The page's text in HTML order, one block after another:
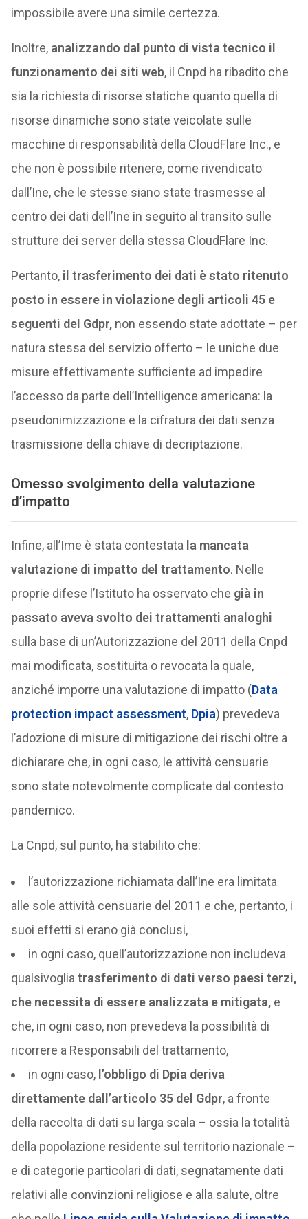
impossibile avere una simile certezza.
Inoltre, analizzando dal punto di vista tecnico il
funzionamento dei siti web, il Cnpd ha ribadito che
sia la richiesta di risorse statiche quanto quella di
risorse dinamiche sono state veicolate sulle
macchine di responsabilità della CloudFlare Inc., e
che non è possibile ritenere, come rivendicato
dall’Ine, che le stesse siano state trasmesse al
centro dei dati dell’Ine in seguito al transito sulle
strutture dei server della stessa CloudFlare Inc.
Pertanto, il trasferimento dei dati è stato ritenuto
posto in essere in violazione degli articoli 45 e
seguenti del Gdpr,non essendo state adottate – per
natura stessa del servizio offerto – le uniche due
misure effettivamente sufficiente ad impedire
l’accesso da parte dell’Intelligence americana: la
pseudonimizzazione e la cifratura dei dati senza
trasmissione della chiave di decriptazione.
Omesso svolgimento della valutazione
d’impatto
Infine, all’Ime è stata contestata la mancata
valutazione di impatto del trattamento. Nelle
proprie difese l’Istituto ha osservato che già in
passato aveva svolto dei trattamenti analoghi
sulla base di un’Autorizzazione del 2011 della Cnpd
mai modificata, sostituita o revocata la quale,
anziché imporre una valutazione di impatto (Data
protection impact assessment, Dpia) prevedeva
l’adozione di misure di mitigazione dei rischi oltre a
dichiarare che, in ogni caso, le attività censuarie
sono state notevolmente complicate dal contesto
pandemico.
La Cnpd, sul punto, ha stabilito che:
l’autorizzazione richiamata dall’Ine era limitata
alle sole attività censuarie del 2011 e che, pertanto, i
suoi effetti si erano già conclusi,
in ogni caso, quell’autorizzazione non includeva
qualsivogliatrasferimento di dati verso paesi terzi,
che necessita di essere analizzata e mitigata, e
che, in ogni caso, non prevedeva la possibilità di
ricorrere a Responsabili del trattamento,
in ogni caso, l’obbligo di Dpia deriva
direttamente dall’articolo 35 del Gdpr, a fronte
della raccolta di dati su larga scala – ossia la totalità
della popolazione residente sul territorio nazionale –
e di categorie particolari di dati, segnatamente dati
relativi alle convinzioni religiose e alla salute, oltre